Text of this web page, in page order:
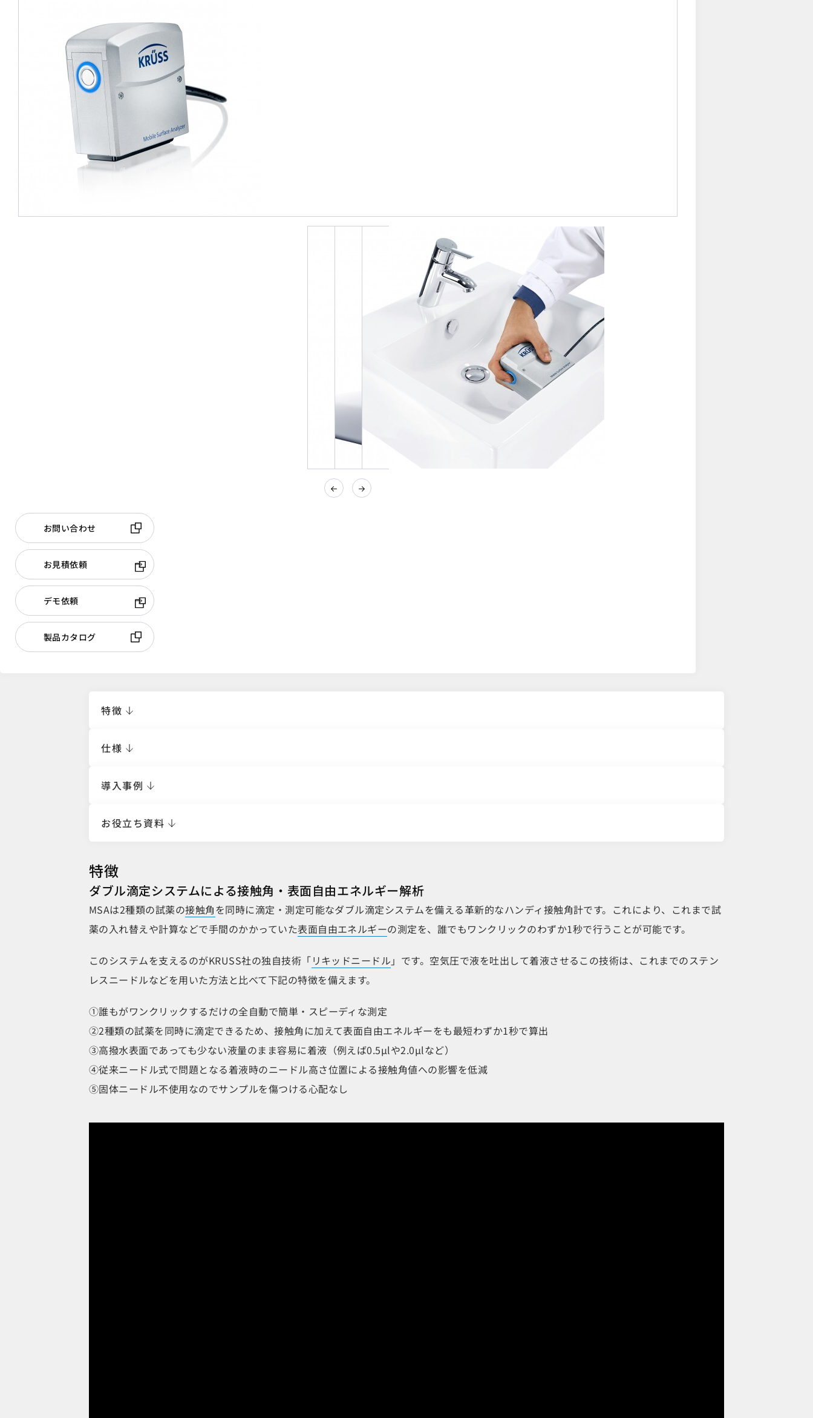
3件中1件の画像
お問い合わせ
お見積依頼
デモ依頼
製品カタログ
特徴
仕様
導入事例
お役立ち資料
特徴
ダブル滴定システムによる接触角・表面自由エネルギー解析
MSAは2種類の試薬の接触角を同時に滴定・測定可能なダブル滴定システムを備える革新的なハンディ接触角計です。これにより、これまで試
薬の入れ替えや計算などで手間のかかっていた表面自由エネルギーの測定を、誰でもワンクリックのわずか1秒で行うことが可能です。
このシステムを支えるのがKRUSS社の独自技術「リキッドニードル 」です。空気圧で液を吐出して着液させるこの技術は、これまでのステン
レスニードルなどを用いた方法と比べて下記の特徴を備えます。
①誰もがワンクリックするだけの全自動で簡単・スピーディな測定
②2種類の試薬を同時に滴定できるため、接触角に加えて表面自由エネルギーをも最短わずか1秒で算出
③高撥水表面であっても少ない液量のまま容易に着液（例えば0.5μlや2.0μlなど）
④従来ニードル式で問題となる着液時のニードル高さ位置による接触角値への影響を低減
⑤固体ニードル不使用なのでサンプルを傷つける心配なし